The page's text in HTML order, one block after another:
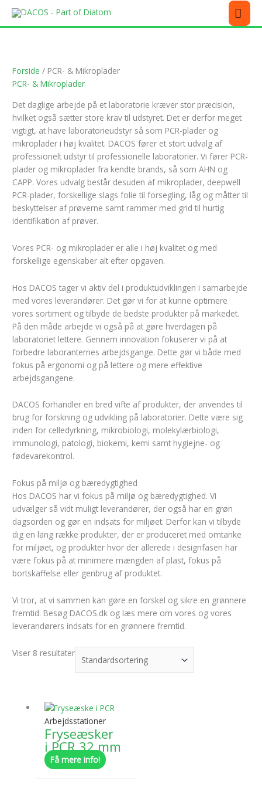
indholdet
Forside / PCR- & Mikroplader
PCR- & Mikroplader
Det daglige arbejde på et laboratorie kræver stor præcision,
hvilket også sætter store krav til udstyret. Det er derfor meget
vigtigt, at have laboratorieudstyr så som PCR-plader og
mikroplader i høj kvalitet. DACOS fører et stort udvalg af
professionelt udstyr til professionelle laboratorier. Vi fører PCR-
plader og mikroplader fra kendte brands, så som AHN og
CAPP. Vores udvalg består desuden af mikroplader, deepwell
PCR-plader, forskellige slags folie til forsegling, låg og måtter til
beskyttelser af prøverne samt rammer med grid til hurtig
identifikation af prøver.
Vores PCR- og mikroplader er alle i høj kvalitet og med
forskellige egenskaber alt efter opgaven.
Hos DACOS tager vi aktiv del i produktudviklingen i samarbejde
med vores leverandører. Det gør vi for at kunne optimere
vores sortiment og tilbyde de bedste produkter på markedet.
På den måde arbejde vi også på at gøre hverdagen på
laboratoriet lettere. Gennem innovation fokuserer vi på at
forbedre laboranternes arbejdsgange. Dette gør vi både med
fokus på ergonomi og på lettere og mere effektive
arbejdsgangene.
DACOS forhandler en bred vifte af produkter, der anvendes til
brug for forskning og udvikling på laboratorier. Dette være sig
inden for celledyrkning, mikrobiologi, molekylærbiologi,
immunologi, patologi, biokemi, kemi samt hygiejne- og
fødevarekontrol.
Fokus på miljø og bæredygtighed
Hos DACOS har vi fokus på miljø og bæredygtighed. Vi
udvælger så vidt muligt leverandører, der også har en grøn
dagsorden og gør en indsats for miljøet. Derfor kan vi tilbyde
dig en lang række produkter, der er produceret med omtanke
for miljøet, og produkter hvor der allerede i designfasen har
være fokus på at minimere mængden af plast, fokus på
bortskaffelse eller genbrug af produktet.
Vi tror, at vi sammen kan gøre en forskel og sikre en grønnere
fremtid. Besøg DACOS.dk og læs mere om vores og vores
leverandørers indsats for en grønnere fremtid.
Viser 8 resultater
Arbejdsstationer
Fryseæsker
i PCR 32 mm
Få mere info!
vare
har
flere
varianter.
Mulighederne